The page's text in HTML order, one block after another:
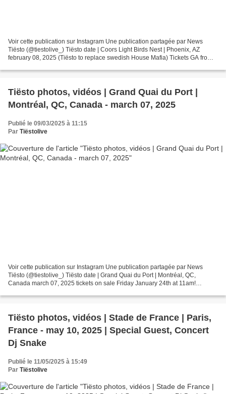
Voir cette publication sur Instagram Une publication partagée par News
Tiësto (@tiestolive_) Tiësto date | Coors Light Birds Nest | Phoenix, AZ
february 08, 2025 (Tiësto to replace swedish House Mafia) Tickets GA from
Tiësto photos, vidéos | Grand Quai du Port |
Montréal, QC, Canada - march 07, 2025
Publié le 09/03/2025 à 11:15
Par Tiëstolive
Voir cette publication sur Instagram Une publication partagée par News
Tiësto (@tiestolive_) Tiësto date | Grand Quai du Port | Montréal, QC,
Canada march 07, 2025 tickets on sale Friday January 24th at 11am!
Tiësto photos, vidéos | Stade de France | Paris,
France - may 10, 2025 | Special Guest, Concert
Dj Snake
Publié le 11/05/2025 à 15:49
Par Tiëstolive